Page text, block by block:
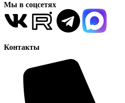
Мы в соцсетях
Контакты